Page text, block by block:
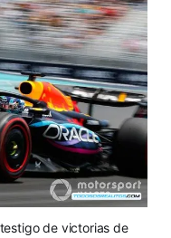
de victorias de